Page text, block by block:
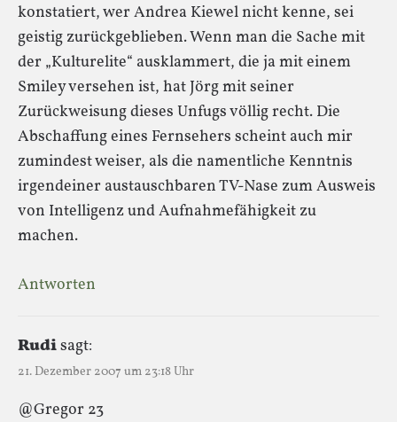
konstatiert, wer Andrea Kiewel nicht kenne, sei
geistig zurückgeblieben. Wenn man die Sache mit
der „Kulturelite“ ausklammert, die ja mit einem
Smiley versehen ist, hat Jörg mit seiner
Zurückweisung dieses Unfugs völlig recht. Die
Abschaffung eines Fernsehers scheint auch mir
zumindest weiser, als die namentliche Kenntnis
irgendeiner austauschbaren TV-Nase zum Ausweis
von Intelligenz und Aufnahmefähigkeit zu
machen.
Antworten
Rudisagt:
21. Dezember 2007 um 23:18 Uhr
@Gregor 23